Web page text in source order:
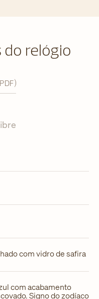
do relógio
com vidro de safira
com acabamento
Signo do zodíaco